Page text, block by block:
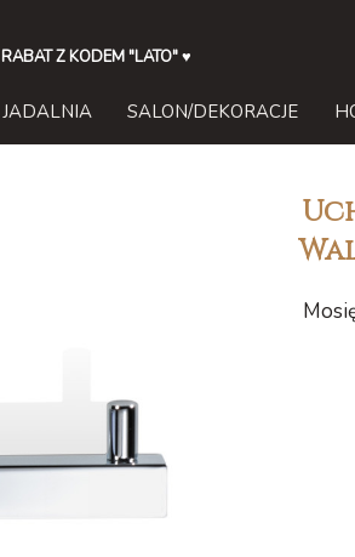
RABAT Z KODEM "LATO"♥
JADALNIA SALON/DEKORACJE